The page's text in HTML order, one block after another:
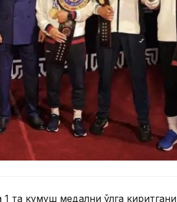
та кумуш медални қўлга киритгани